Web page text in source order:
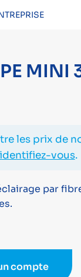
MINI
les prix de
identifiez-vous.
par
compte